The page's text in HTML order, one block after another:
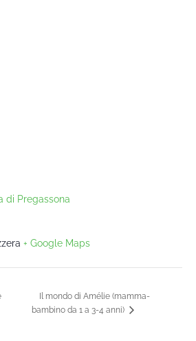
di Pregassona
+ Google Maps
Il mondo di Amélie (mamma-
bambino da 1 a 3-4 anni)